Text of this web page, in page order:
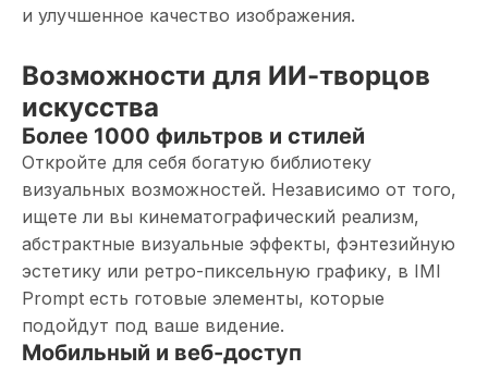
и улучшенное качество изображения.
Возможности для ИИ-творцов
искусства
Более 1000 фильтров и стилей
Откройте для себя богатую библиотеку
визуальных возможностей. Независимо от того,
ищете ли вы кинематографический реализм,
абстрактные визуальные эффекты, фэнтезийную
эстетику или ретро-пиксельную графику, в IMI
Prompt есть готовые элементы, которые
подойдут под ваше видение.
Мобильный и веб-доступ